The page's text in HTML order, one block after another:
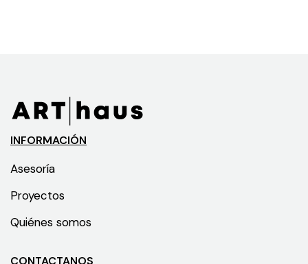
INFORMACIÓN
Asesoría
Proyectos
Quiénes somos
CONTACTANOS